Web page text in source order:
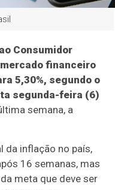
Consumidor
financeiro
5,30%, segundo o
segunda-feira (6)
semana, a
da inflação no país,
16 semanas, mas
meta que deve ser